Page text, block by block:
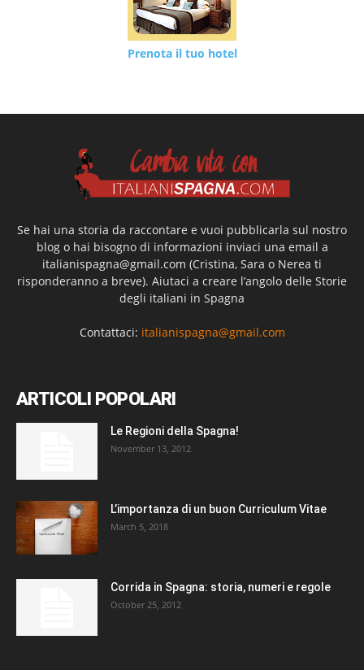
Prenota il tuo hotel
Se hai una storia da raccontare e vuoi pubblicarla sul nostro
blog o hai bisogno di informazioni inviaci una email a
italianispagna@gmail.com (Cristina, Sara o Nerea ti
risponderanno a breve). Aiutaci a creare l’angolo delle Storie
degli italiani in Spagna
Contattaci: italianispagna@gmail.com
ARTICOLI POPOLARI
Le Regioni della Spagna!
November 13, 2012
L’importanza di un buon Curriculum Vitae
March 5, 2018
Corrida in Spagna: storia, numeri e regole
October 25, 2012